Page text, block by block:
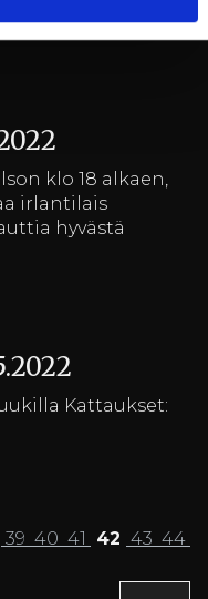
klo 18 alkaen,
irlantilais
hyvästä
Kattaukset:
39 40 41 42 43 44